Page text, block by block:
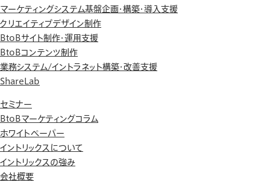
マーケティングシステム基盤企画・構築・導入支援
クリエイティブデザイン制作
BtoBサイト制作・運用支援
BtoBコンテンツ制作
業務システム/イントラネット構築・改善支援
ShareLab
セミナー
BtoBマーケティングコラム
ホワイトペーパー
イントリックスについて
イントリックスの強み
会社概要